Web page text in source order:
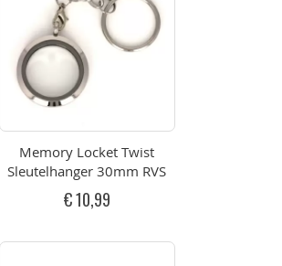
Memory Locket Twist
Sleutelhanger 30mm RVS
€ 10,99